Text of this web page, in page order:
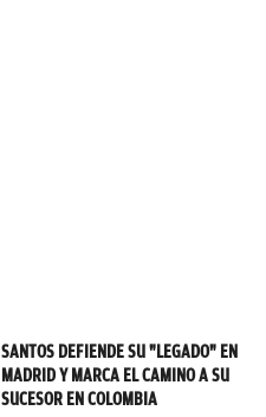
SANTOS DEFIENDE SU "LEGADO" EN
MADRID Y MARCA EL CAMINO A SU
SUCESOR EN COLOMBIA